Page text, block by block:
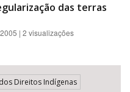
das terras
| 2 visualizações
Direitos Indígenas